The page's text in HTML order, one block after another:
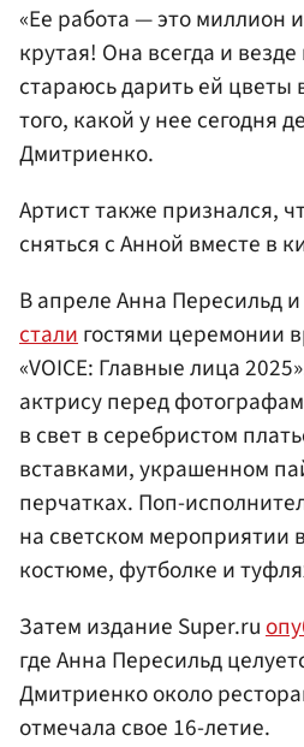
«Ее работа — это миллион
крутая! Она всегда и
стараюсь дарить ей цветы
того, какой у нее сегодня
Дмитриенко.
Артист также признался,
сняться с Анной вместе в
В апреле Анна Пересильд
сталигостями церемонии
«VOICE: Главные лица
актрису перед
в свет в серебристом
вставками, украшенном
перчатках. Поп-
на светском мероприятии
костюме, футболке и
Затем издание Super.ru
где Анна Пересильд
Дмитриенко около
отмечала свое 16-летие.